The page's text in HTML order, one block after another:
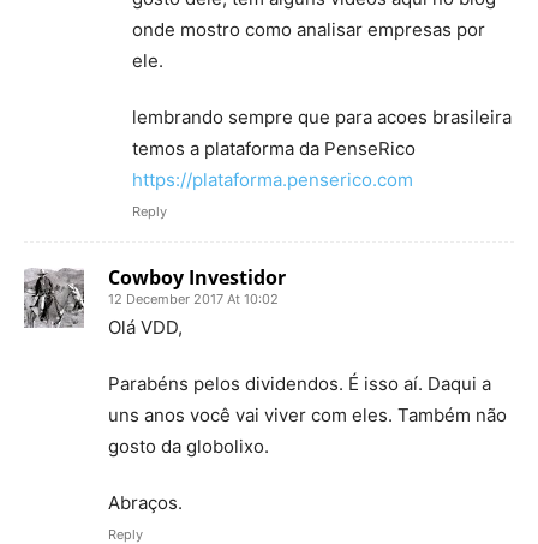
onde mostro como analisar empresas por
ele.
lembrando sempre que para acoes brasileira
temos a plataforma da PenseRico
https://plataforma.penserico.com
Reply
Cowboy Investidor
12 December 2017 At 10:02
Olá VDD,
Parabéns pelos dividendos. É isso aí. Daqui a
uns anos você vai viver com eles. Também não
gosto da globolixo.
Abraços.
Reply